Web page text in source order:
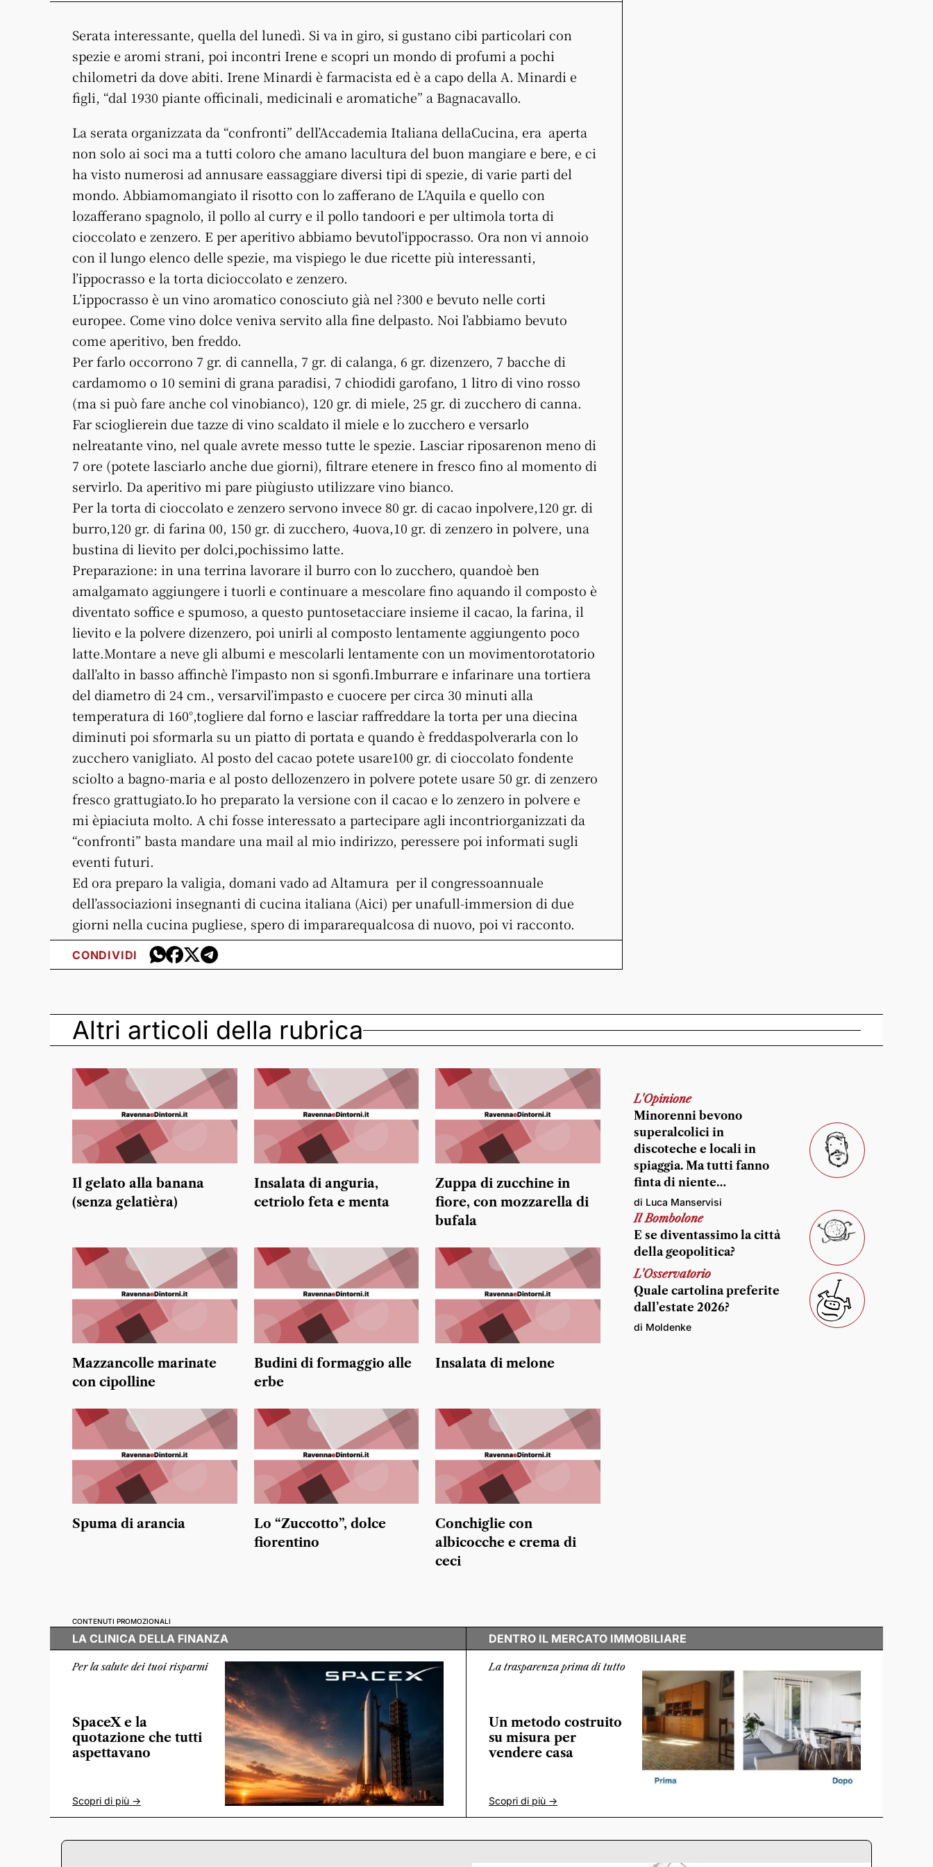
Serata interessante, quella del lunedì. Si va in giro, si gustano cibi particolari con
spezie e aromi strani, poi incontri Irene e scopri un mondo di profumi a pochi
chilometri da dove abiti. Irene Minardi è farmacista ed è a capo della A. Minardi e
figli, “dal 1930 piante officinali, medicinali e aromatiche” a Bagnacavallo.
La serata organizzata da “confronti” dell’Accademia Italiana dellaCucina, era aperta
non solo ai soci ma a tutti coloro che amano lacultura del buon mangiare e bere, e ci
ha visto numerosi ad annusare eassaggiare diversi tipi di spezie, di varie parti del
mondo. Abbiamomangiato il risotto con lo zafferano de L’Aquila e quello con
lozafferano spagnolo, il pollo al curry e il pollo tandoori e per ultimola torta di
cioccolato e zenzero. E per aperitivo abbiamo bevutol’ippocrasso. Ora non vi annoio
con il lungo elenco delle spezie, ma vispiego le due ricette più interessanti,
l’ippocrasso e la torta dicioccolato e zenzero.
L’ippocrasso è un vino aromatico conosciuto già nel ?300 e bevuto nelle corti
europee. Come vino dolce veniva servito alla fine delpasto. Noi l’abbiamo bevuto
come aperitivo, ben freddo.
Per farlo occorrono 7 gr. di cannella, 7 gr. di calanga, 6 gr. dizenzero, 7 bacche di
cardamomo o 10 semini di grana paradisi, 7 chiodidi garofano, 1 litro di vino rosso
(ma si può fare anche col vinobianco), 120 gr. di miele, 25 gr. di zucchero di canna.
Far scioglierein due tazze di vino scaldato il miele e lo zucchero e versarlo
nelreatante vino, nel quale avrete messo tutte le spezie. Lasciar riposarenon meno di
7 ore (potete lasciarlo anche due giorni), filtrare etenere in fresco fino al momento di
servirlo. Da aperitivo mi pare piùgiusto utilizzare vino bianco.
Per la torta di cioccolato e zenzero servono invece 80 gr. di cacao inpolvere,120 gr. di
burro,120 gr. di farina 00, 150 gr. di zucchero, 4uova,10 gr. di zenzero in polvere, una
bustina di lievito per dolci,pochissimo latte.
Preparazione: in una terrina lavorare il burro con lo zucchero, quandoè ben
amalgamato aggiungere i tuorli e continuare a mescolare fino aquando il composto è
diventato soffice e spumoso, a questo puntosetacciare insieme il cacao, la farina, il
lievito e la polvere dizenzero, poi unirli al composto lentamente aggiungento poco
latte.Montare a neve gli albumi e mescolarli lentamente con un movimentorotatorio
dall’alto in basso affinchè l’impasto non si sgonfi.Imburrare e infarinare una tortiera
del diametro di 24 cm., versarvil’impasto e cuocere per circa 30 minuti alla
temperatura di 160°,togliere dal forno e lasciar raffreddare la torta per una diecina
diminuti poi sformarla su un piatto di portata e quando è freddaspolverarla con lo
zucchero vanigliato. Al posto del cacao potete usare100 gr. di cioccolato fondente
sciolto a bagno-maria e al posto dellozenzero in polvere potete usare 50 gr. di zenzero
fresco grattugiato.Io ho preparato la versione con il cacao e lo zenzero in polvere e
mi èpiaciuta molto. A chi fosse interessato a partecipare agli incontriorganizzati da
“confronti” basta mandare una mail al mio indirizzo, peressere poi informati sugli
eventi futuri.
Ed ora preparo la valigia, domani vado ad Altamura per il congressoannuale
dell’associazioni insegnanti di cucina italiana (Aici) per unafull-immersion di due
giorni nella cucina pugliese, spero di impararequalcosa di nuovo, poi vi racconto.
CONDIVIDI
Altri articoli della rubrica
Il gelato alla banana
(senza gelatièra)
Insalata di anguria,
cetriolo feta e menta
Zuppa di zucchine in
fiore, con mozzarella di
bufala
Mazzancolle marinate
con cipolline
Budini di formaggio alle
erbe
Insalata di melone
Spuma di arancia
Lo “Zuccotto”, dolce
fiorentino
Conchiglie con
albicocche e crema di
ceci
L'Opinione
Minorenni bevono
superalcolici in
discoteche e locali in
spiaggia. Ma tutti fanno
finta di niente…
di Luca Manservisi
Il Bombolone
E se diventassimo la città
della geopolitica?
L'Osservatorio
Quale cartolina preferite
dall’estate 2026?
di Moldenke
CONTENUTI PROMOZIONALI
LA CLINICA DELLA FINANZA
Per la salute dei tuoi risparmi
SpaceX e la
quotazione che tutti
aspettavano
Scopri di più ->
DENTRO IL MERCATO IMMOBILIARE
La trasparenza prima di tutto
Un metodo costruito
su misura per
vendere casa
Scopri di più ->